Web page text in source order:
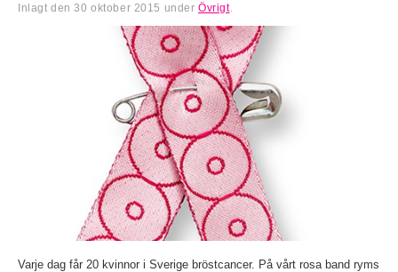
Inlagt den30 oktober 2015 underÖvrigt.
Varje dag får 20 kvinnor i Sverige bröstcancer. På vårt rosa band ryms